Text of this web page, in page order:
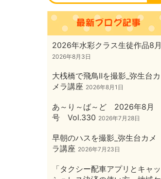
2026年水彩クラス生徒作品8月
2026年8月3日
大桟橋で飛鳥Ⅱを撮影_弥生台カ
メラ講座 2026年8月1日
あ～り～ば～ど 2026年8月
号 Vol.330 2026年7月28日
早朝のハスを撮影_弥生台カメ
ラ講座 2026年7月23日
「タクシー配車アプリとキャッ